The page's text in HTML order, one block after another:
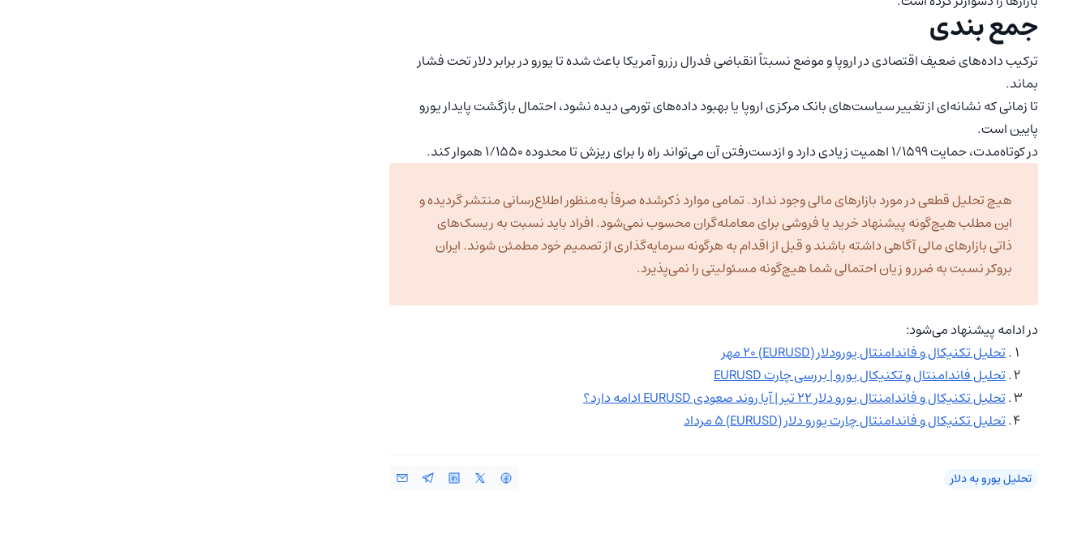
جمع بندی
ترکیب داده‌های ضعیف اقتصادی در اروپا و موضع نسبتاً انقباضی فدرال رزرو آمریکا باعث شده تا یورو در برابر دلار تحت فشار
بماند.
تا زمانی که نشانه‌ای از تغییر سیاست‌های بانک مرکزی اروپا یا بهبود داده‌های تورمی دیده نشود، احتمال بازگشت پایدار یورو
پایین است.
در کوتاه‌مدت، حمایت ۱/۱۵۹۹ اهمیت زیادی دارد و ازدست‌رفتن آن می‌تواند راه را برای ریزش تا محدوده ۱/۱۵۵۰ هموار کند.
هیچ تحلیل قطعی در مورد بازارهای مالی وجود ندارد. تمامی موارد ذکرشده صرفاً به‌منظور اطلاع‌رسانی منتشر گردیده و
این مطلب هیچ‌گونه پیشنهاد خرید یا فروشی برای معامله‌گران محسوب نمی‌شود. افراد باید نسبت به ریسک‌های
ذاتی بازارهای مالی آگاهی داشته باشند و قبل از اقدام به هرگونه سرمایه‌گذاری از تصمیم خود مطمئن شوند. ایران
بروکر نسبت به ضرر و زیان احتمالی شما هیچ‌گونه مسئولیتی را نمی‌پذیرد.
در ادامه پیشنهاد می‌شود:
تحلیل تکنیکال و فاندامنتال یورودلار (EURUSD) ۲۰ مهر
تحلیل فاندامنتال و تکنیکال یورو | بررسی چارت EURUSD
تحلیل تکنیکال و فاندامنتال یورو دلار ۲۲ تیر | آیا روند صعودی EURUSD ادامه دارد؟
تحلیل تکنیکال و فاندامنتال چارت یورو دلار (EURUSD) ۵ مرداد
تحلیل یورو به دلار